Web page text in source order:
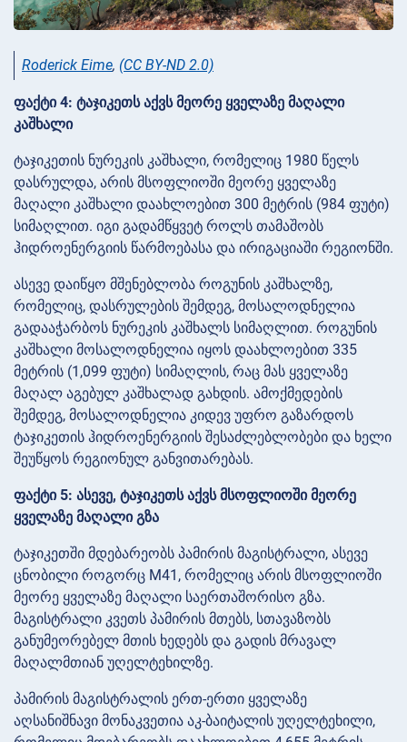
Roderick Eime, (CC BY-ND 2.0)
ფაქტი 4: ტაჯიკეთს აქვს მეორე ყველაზე მაღალი
კაშხალი
ტაჯიკეთის ნურეკის კაშხალი, რომელიც 1980 წელს
დასრულდა, არის მსოფლიოში მეორე ყველაზე
მაღალი კაშხალი დაახლოებით 300 მეტრის (984 ფუტი)
სიმაღლით. იგი გადამწყვეტ როლს თამაშობს
ჰიდროენერგიის წარმოებასა და ირიგაციაში რეგიონში.
ასევე დაიწყო მშენებლობა როგუნის კაშხალზე,
რომელიც, დასრულების შემდეგ, მოსალოდნელია
გადააჭარბოს ნურეკის კაშხალს სიმაღლით. როგუნის
კაშხალი მოსალოდნელია იყოს დაახლოებით 335
მეტრის (1,099 ფუტი) სიმაღლის, რაც მას ყველაზე
მაღალ აგებულ კაშხალად გახდის. ამოქმედების
შემდეგ, მოსალოდნელია კიდევ უფრო გაზარდოს
ტაჯიკეთის ჰიდროენერგიის შესაძლებლობები და ხელი
შეუწყოს რეგიონულ განვითარებას.
ფაქტი 5: ასევე, ტაჯიკეთს აქვს მსოფლიოში მეორე
ყველაზე მაღალი გზა
ტაჯიკეთში მდებარეობს პამირის მაგისტრალი, ასევე
ცნობილი როგორც M41, რომელიც არის მსოფლიოში
მეორე ყველაზე მაღალი საერთაშორისო გზა.
მაგისტრალი კვეთს პამირის მთებს, სთავაზობს
განუმეორებელ მთის ხედებს და გადის მრავალ
მაღალმთიან უღელტეხილზე.
პამირის მაგისტრალის ერთ-ერთი ყველაზე
აღსანიშნავი მონაკვეთია აკ-ბაიტალის უღელტეხილი,